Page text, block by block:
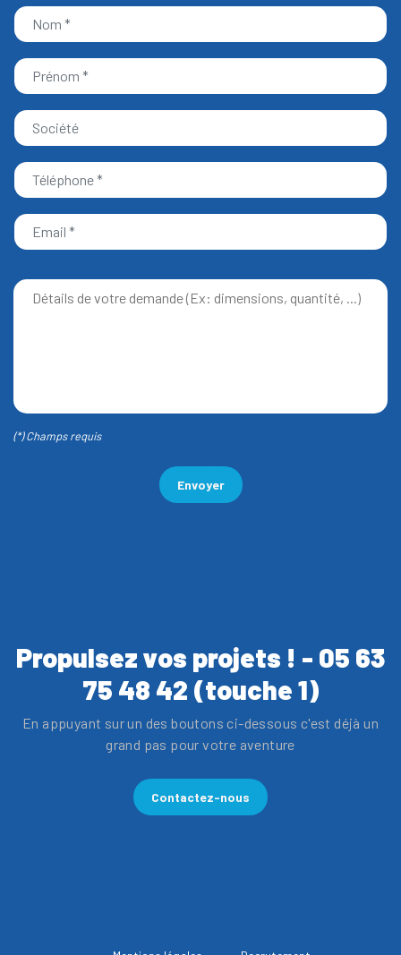
(*) Champs requis
Envoyer
Propulsez vos projets ! - 05 63
75 48 42 (touche 1)
En appuyant sur un des boutons ci-dessous c'est déjà un
grand pas pour votre aventure
Contactez-nous